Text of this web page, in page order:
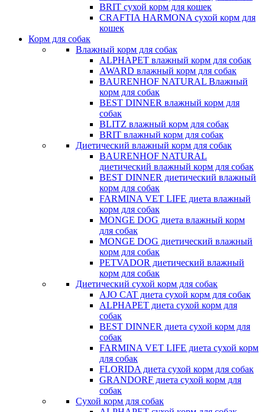
BRIT сухой корм для кошек
CRAFTIA HARMONA сухой корм для
кошек
Корм для собак
Влажный корм для собак
ALPHAPET влажный корм для собак
AWARD влажный корм для собак
BAURENHOF NATURAL Влажный
корм для собак
BEST DINNER влажный корм для
собак
BLITZ влажный корм для собак
BRIT влажный корм для собак
Диетический влажный корм для собак
BAURENHOF NATURAL
диетический влажный корм для собак
BEST DINNER диетический влажный
корм для собак
FARMINA VET LIFE диета влажный
корм для собак
MONGE DOG диета влажный корм
для собак
MONGE DOG диетический влажный
корм для собак
PETVADOR диетический влажный
корм для собак
Диетический сухой корм для собак
AJO CAT диета сухой корм для собак
ALPHAPET диета сухой корм для
собак
BEST DINNER диета сухой корм для
собак
FARMINA VET LIFE диета сухой корм
для собак
FLORIDA диета сухой корм для собак
GRANDORF диета сухой корм для
собак
Сухой корм для собак